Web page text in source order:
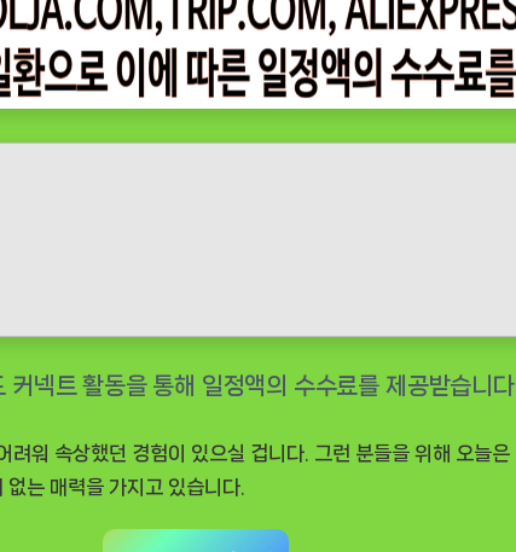
워 속상했던 경험이 있으실 겁니다. 그런 분들을 위해 오늘
는 매력을 가지고 있습니다.